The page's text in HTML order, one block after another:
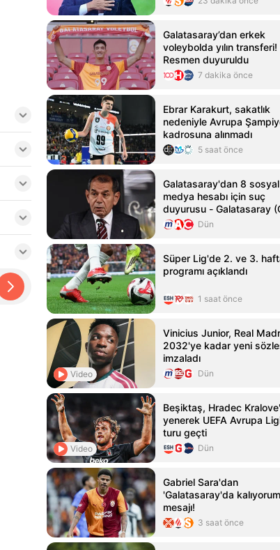
Galatasaray’dan erkek
voleybolda yılın transferi!
Resmen duyuruldu
7 dakika önce
Ebrar Karakurt, sakatlık
nedeniyle Avrupa
kadrosuna alınmadı
5 saat önce
Galatasaray'dan 8 sosyal
medya hesabı için suç
duyurusu - Galatasaray
HaberleriDün
Süper Lig'de 2. ve 3.
programı açıklandı
1 saat önce
Video
Vinicius Junior, Real
2032'ye kadar yeni
imzaladı
Dün
Video
Beşiktaş, Hradec
yenerek UEFA Avrupa
turu geçti
Dün
Gabriel Sara'dan
'Galatasaray'da
mesajı!
3 saat önce